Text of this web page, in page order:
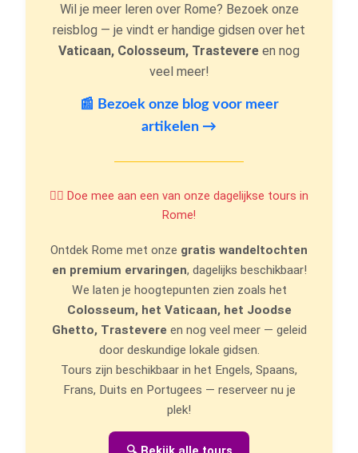
Wil je meer leren over Rome? Bezoek onze
reisblog — je vindt er handige gidsen over het
Vaticaan, Colosseum, Trastevere en nog
veel meer!
📰 Bezoek onze blog voor meer
artikelen →
🚶‍♂️ Doe mee aan een van onze dagelijkse tours in
Rome!
Ontdek Rome met onze gratis wandeltochten
en premium ervaringen, dagelijks beschikbaar!
We laten je hoogtepunten zien zoals het
Colosseum, het Vaticaan, het Joodse
Ghetto, Trastevere en nog veel meer — geleid
door deskundige lokale gidsen.
Tours zijn beschikbaar in het Engels, Spaans,
Frans, Duits en Portugees — reserveer nu je
plek!